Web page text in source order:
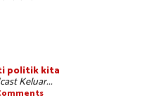
politik kita
Keluar...